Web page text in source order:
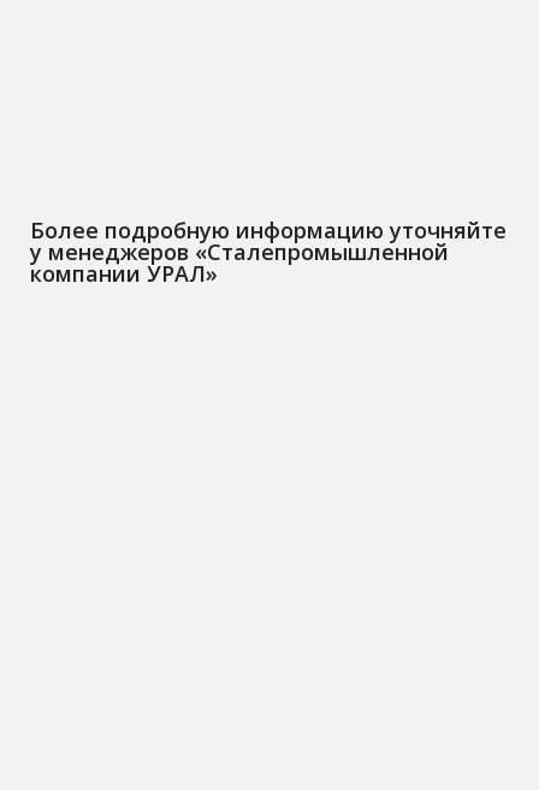
Более подробную информацию уточняйте
у менеджеров «Сталепромышленной
компании УРАЛ»